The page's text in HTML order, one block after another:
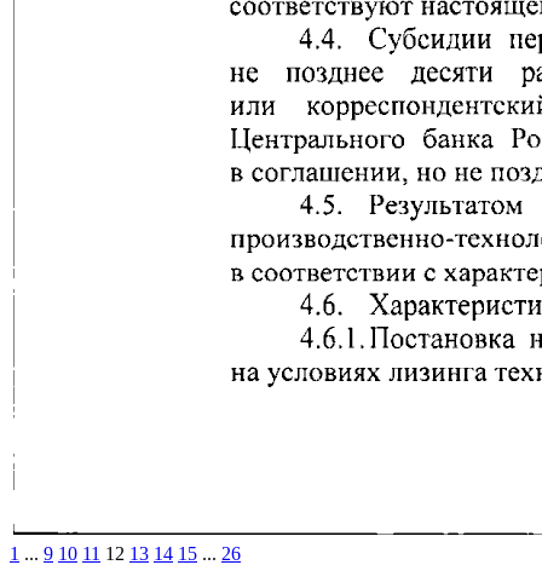
1 ... 9 10 11 12 13 14 15 ... 26